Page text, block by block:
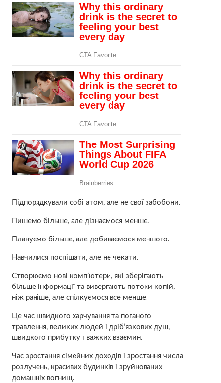
Підпорядкували собі атом, але не свої забобони.
Пишемо більше, але дізнаємося менше.
Плануємо більше, але добиваємося меншого.
Навчилися поспішати, але не чекати.
Створюємо нові комп’ютери, які зберігають
більше інформації та вивергають потоки копій,
ніж раніше, але спілкуємося все менше.
Це час швидкого харчування та поганого
травлення, великих людей і дріб’язкових душ,
швидкого прибутку і важких взаємин.
Час зростання сімейних доходів і зростання числа
розлучень, красивих будинків і зруйнованих
домашніх вогнищ.